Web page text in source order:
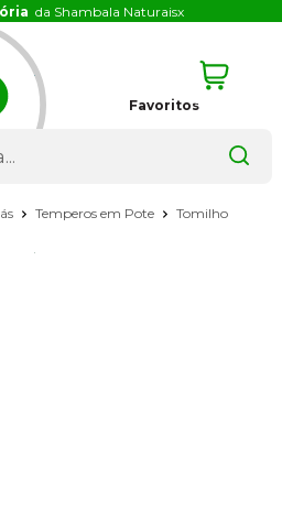
da Shambala Naturaisx
Favoritos
Temperos em Pote Tomilho